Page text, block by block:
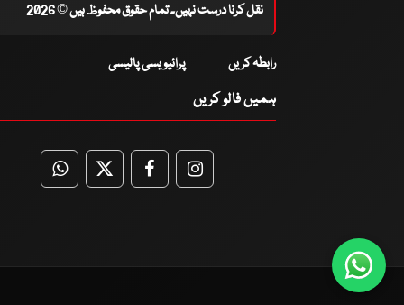
نقل کرنا درست نہیں۔ تمام حقوق محفوظ ہیں © 2026
رابطہ کریں پرائیویسی پالیسی
ہمیں فالو کریں
WhatsApp
TwitterFacebookFacebook